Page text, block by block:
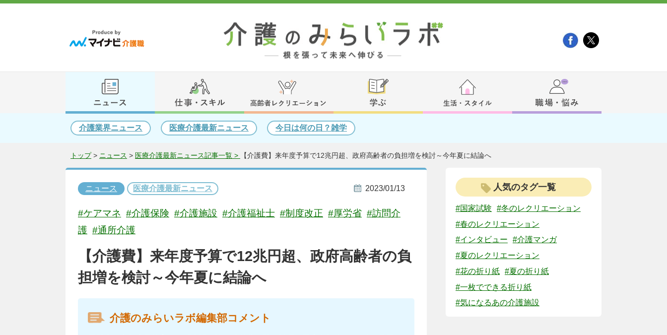
介護業界ニュース 医療介護最新ニュース 今日は何の日？雑学
トップ> ニュース > 医療介護最新ニュース記事一覧 > 【介護費】来年度予算で12兆円超、政府高齢者の負担増を検討～今年夏に結論へ
ニュース 医療介護最新ニュース 2023/01/13
#ケアマネ #介護保険 #介護施設 #介護福祉士 #制度改正 #厚労省 #訪問介
護 #通所介護
【介護費】来年度予算で12兆円超、政府高齢者の負
担増を検討～今年夏に結論へ
介護のみらいラボ編集部コメント
人気のタグ一覧
#国家試験
#冬のレクリエーション
#春のレクリエーション
#インタビュー
#介護マンガ
#夏のレクリエーション
#花の折り紙 #夏の折り紙
#一枚でできる折り紙
#気になるあの介護施設